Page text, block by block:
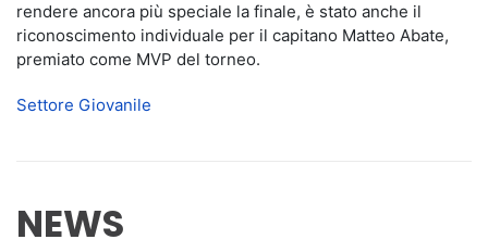
rendere ancora più speciale la finale, è stato anche il
riconoscimento individuale per il capitano Matteo Abate,
premiato come MVP del torneo.
Settore Giovanile
NEWS